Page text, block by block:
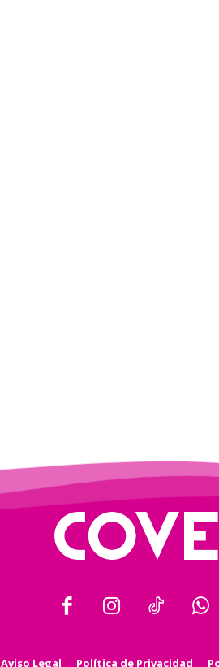
Aviso Legal Política de Privacidad